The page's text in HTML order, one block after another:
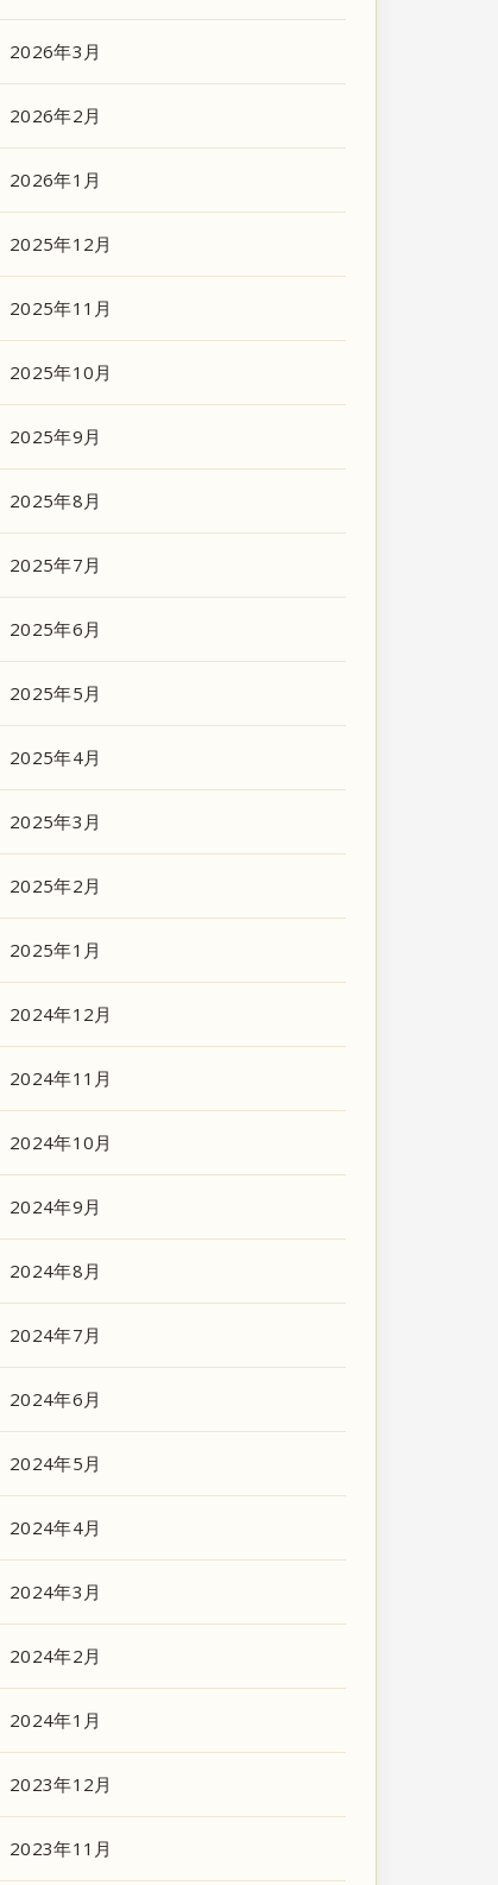
2026年3月
2026年2月
2026年1月
2025年12月
2025年11月
2025年10月
2025年9月
2025年8月
2025年7月
2025年6月
2025年5月
2025年4月
2025年3月
2025年2月
2025年1月
2024年12月
2024年11月
2024年10月
2024年9月
2024年8月
2024年7月
2024年6月
2024年5月
2024年4月
2024年3月
2024年2月
2024年1月
2023年12月
2023年11月